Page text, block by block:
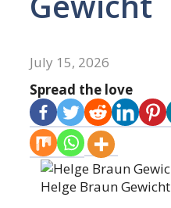
July 15, 2026
Spread the love
Helge Braun Gewicht